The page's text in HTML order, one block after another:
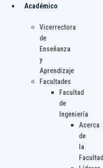
Académico
Vicerrectora
de
Enseñanza
y
Aprendizaje
Facultades
Facultad
de
Ingeniería
Acerca
de
la
Facultad